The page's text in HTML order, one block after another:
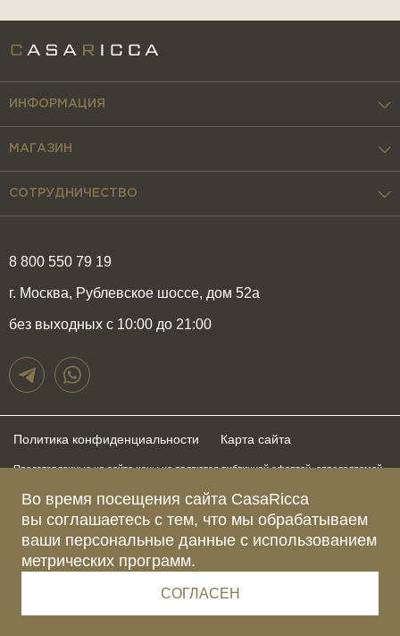
Во время посещения сайта CasaRicca
вы соглашаетесь с тем, что мы обрабатываем
ваши персональные данные с использованием
метрических программ.
СОГЛАСЕН
8 800 550 79 19
г. Москва, Рублевское шоссе, дом 52а
без выходных с 10:00 до 21:00
ИНФОРМАЦИЯ
МАГАЗИН
СОТРУДНИЧЕСТВО
Политика конфиденциальности Карта сайта
Представленные на сайте цены не являются публичной офертой, определяемой
быть изменены в любое время без предупреждения. Для получения актуальной и
подробной информации о стоимости, сроках и условиях поставки просьба
обращаться к менеджерам по указанным выше телефонам
Зарегистрированное название компании
Адрес Ш. РУБЛЁВСКОЕ, Д. 52А, ПОМЕЩ. I ЭТАЖ 2, КОМ. 81 Г.МОСКВА, ВН.ТЕР.
Телефон компании +79015477974